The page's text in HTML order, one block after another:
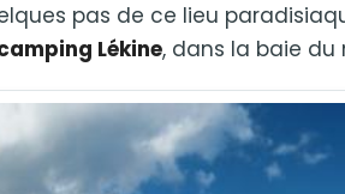
pas de ce lieu
Lékine, dans la baie du